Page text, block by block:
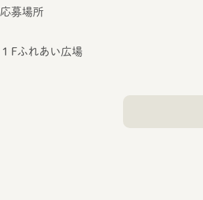
応募場所
１Fふれあい広場